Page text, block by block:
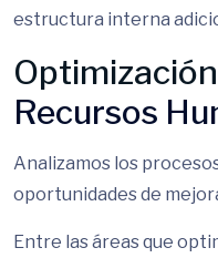
estructura interna
Recursos
Analizamos los
oportunidades de
Entre las áreas que